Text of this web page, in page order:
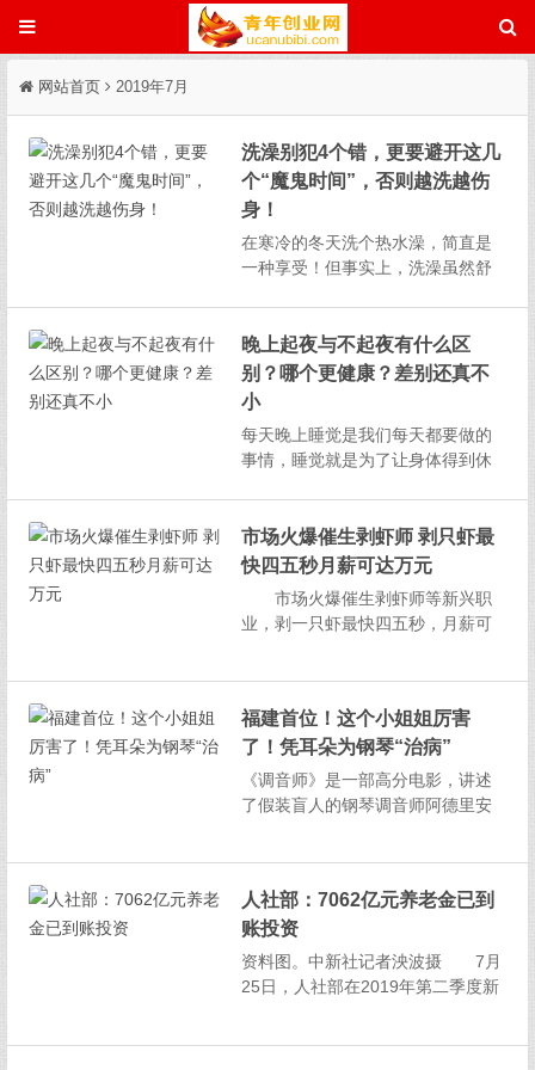
网站首页 2019年7月
洗澡别犯4个错，更要避开这几
个“魔鬼时间”，否则越洗越伤
身！
在寒冷的冬天洗个热水澡，简直是
一种享受！但事实上，洗澡虽然舒
确的洗澡方法会让我们放松身心，
而错误的洗澡方式会导致身体不
适，所以，接下来就和小编看看洗
个...
晚上起夜与不起夜有什么区
别？哪个更健康？差别还真不
小
每天晚上睡觉是我们每天都要做的
事情，睡觉就是为了让身体得到休
面对崭新的一天。而每个人每天的
睡眠质量也是不同的，有的人睡眠
会比较差。不知道大家晚上睡觉的...
市场火爆催生剥虾师 剥只虾最
快四五秒月薪可达万元
市场火爆催生剥虾师等新兴职
业，剥一只虾最快四五秒，月薪可
龙虾的旺季，据美团发布的《小龙
虾消费大数据报告》显示，过去一
年，消费者在美团...
福建首位！这个小姐姐厉害
了！凭耳朵为钢琴“治病”
《调音师》是一部高分电影，讲述
了假装盲人的钢琴调音师阿德里安
不少福州市民也观看过。也让调音
师这个职业为更多的市民所熟知。
实际上，钢琴调音师也...
人社部：7062亿元养老金已到
账投资
资料图。中新社记者泱波摄 7月
25日，人社部在2019年第二季度新